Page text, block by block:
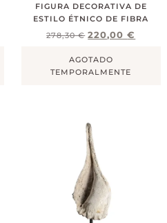
FIGURA DECORATIVA DE
ESTILO ÉTNICO DE FIBRA
278,30€ 220,00€
AGOTADO
TEMPORALMENTE